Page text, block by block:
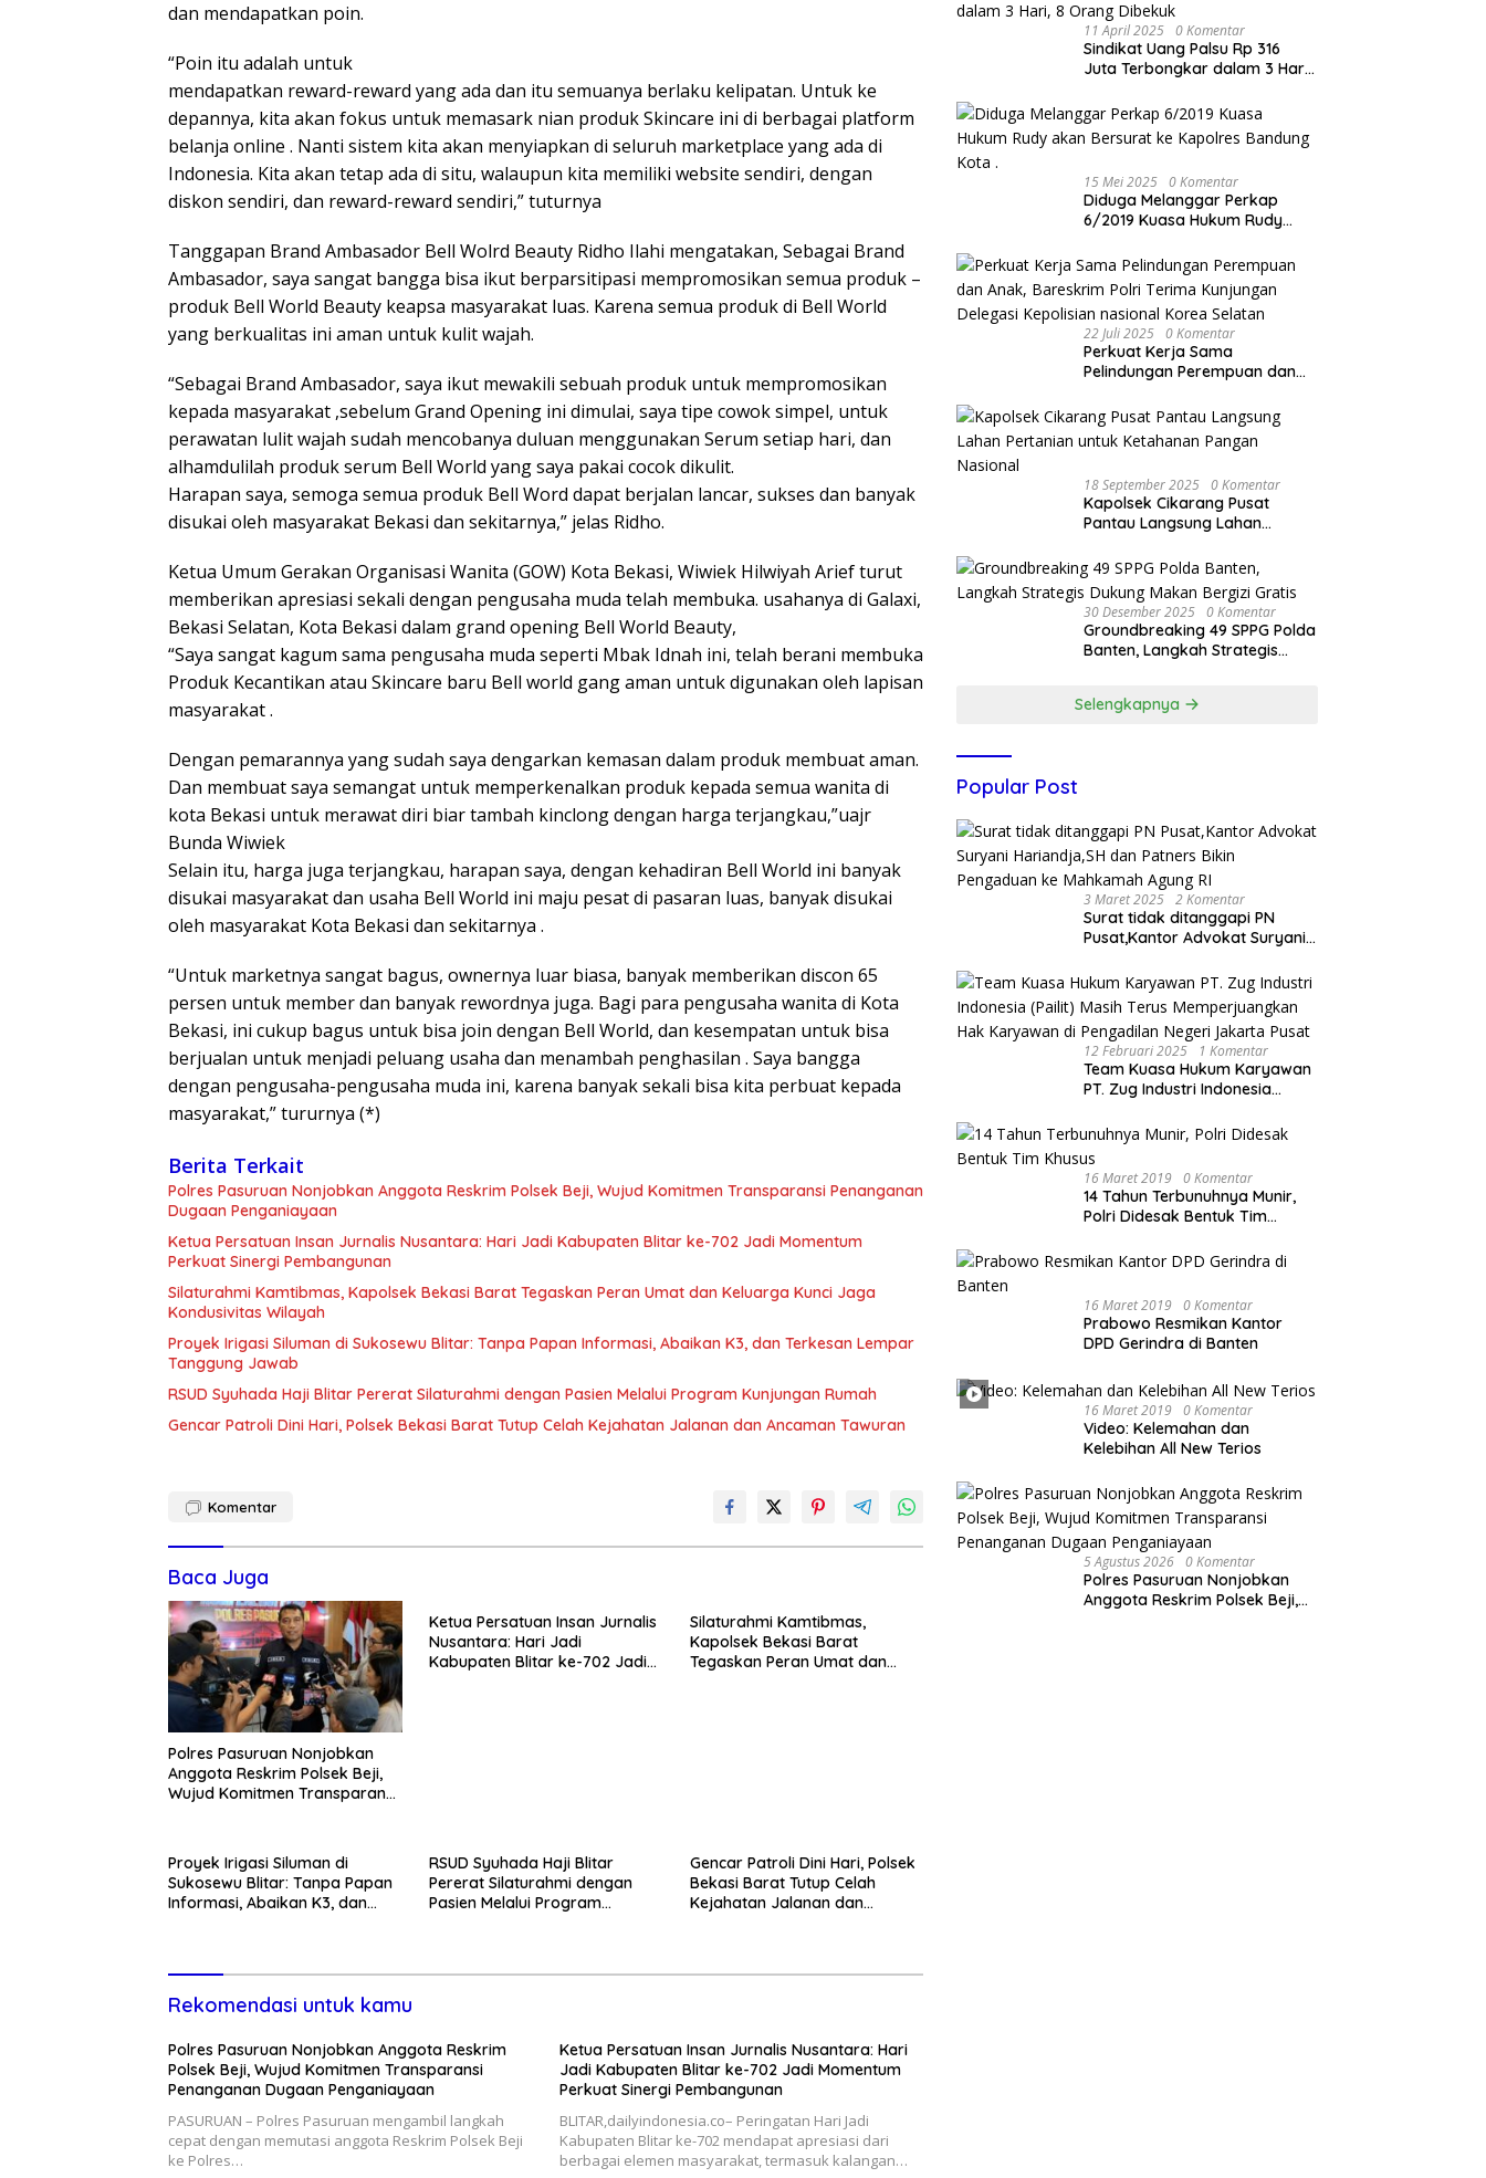
dan mendapatkan poin.
“Poin itu adalah untuk
mendapatkan reward-reward yang ada dan itu semuanya berlaku kelipatan. Untuk ke
depannya, kita akan fokus untuk memasark nian produk Skincare ini di berbagai platform
belanja online . Nanti sistem kita akan menyiapkan di seluruh marketplace yang ada di
Indonesia. Kita akan tetap ada di situ, walaupun kita memiliki website sendiri, dengan
diskon sendiri, dan reward-reward sendiri,” tuturnya
Tanggapan Brand Ambasador Bell Wolrd Beauty Ridho Ilahi mengatakan, Sebagai Brand
Ambasador, saya sangat bangga bisa ikut berparsitipasi mempromosikan semua produk –
produk Bell World Beauty keapsa masyarakat luas. Karena semua produk di Bell World
yang berkualitas ini aman untuk kulit wajah.
“Sebagai Brand Ambasador, saya ikut mewakili sebuah produk untuk mempromosikan
kepada masyarakat ,sebelum Grand Opening ini dimulai, saya tipe cowok simpel, untuk
perawatan lulit wajah sudah mencobanya duluan menggunakan Serum setiap hari, dan
alhamdulilah produk serum Bell World yang saya pakai cocok dikulit.
Harapan saya, semoga semua produk Bell Word dapat berjalan lancar, sukses dan banyak
disukai oleh masyarakat Bekasi dan sekitarnya,” jelas Ridho.
Ketua Umum Gerakan Organisasi Wanita (GOW) Kota Bekasi, Wiwiek Hilwiyah Arief turut
memberikan apresiasi sekali dengan pengusaha muda telah membuka. usahanya di Galaxi,
Bekasi Selatan, Kota Bekasi dalam grand opening Bell World Beauty,
“Saya sangat kagum sama pengusaha muda seperti Mbak Idnah ini, telah berani membuka
Produk Kecantikan atau Skincare baru Bell world gang aman untuk digunakan oleh lapisan
masyarakat .
Dengan pemarannya yang sudah saya dengarkan kemasan dalam produk membuat aman.
Dan membuat saya semangat untuk memperkenalkan produk kepada semua wanita di
kota Bekasi untuk merawat diri biar tambah kinclong dengan harga terjangkau,”uajr
Bunda Wiwiek
Selain itu, harga juga terjangkau, harapan saya, dengan kehadiran Bell World ini banyak
disukai masyarakat dan usaha Bell World ini maju pesat di pasaran luas, banyak disukai
oleh masyarakat Kota Bekasi dan sekitarnya .
“Untuk marketnya sangat bagus, ownernya luar biasa, banyak memberikan discon 65
persen untuk member dan banyak rewordnya juga. Bagi para pengusaha wanita di Kota
Bekasi, ini cukup bagus untuk bisa join dengan Bell World, dan kesempatan untuk bisa
berjualan untuk menjadi peluang usaha dan menambah penghasilan . Saya bangga
dengan pengusaha-pengusaha muda ini, karena banyak sekali bisa kita perbuat kepada
masyarakat,” tururnya (*)
Berita Terkait
Polres Pasuruan Nonjobkan Anggota Reskrim Polsek Beji, Wujud Komitmen Transparansi Penanganan
Dugaan Penganiayaan
Ketua Persatuan Insan Jurnalis Nusantara: Hari Jadi Kabupaten Blitar ke-702 Jadi Momentum
Perkuat Sinergi Pembangunan
Silaturahmi Kamtibmas, Kapolsek Bekasi Barat Tegaskan Peran Umat dan Keluarga Kunci Jaga
Kondusivitas Wilayah
Proyek Irigasi Siluman di Sukosewu Blitar: Tanpa Papan Informasi, Abaikan K3, dan Terkesan Lempar
Tanggung Jawab
RSUD Syuhada Haji Blitar Pererat Silaturahmi dengan Pasien Melalui Program Kunjungan Rumah
Gencar Patroli Dini Hari, Polsek Bekasi Barat Tutup Celah Kejahatan Jalanan dan Ancaman Tawuran
Komentar
Baca Juga
Polres Pasuruan Nonjobkan
Anggota Reskrim Polsek Beji,
Wujud Komitmen Transparansi
Ketua Persatuan Insan Jurnalis
Nusantara: Hari Jadi
Kabupaten Blitar ke-702 Jadi
Silaturahmi Kamtibmas,
Kapolsek Bekasi Barat
Tegaskan Peran Umat dan
Proyek Irigasi Siluman di
Sukosewu Blitar: Tanpa Papan
Informasi, Abaikan K3, dan
RSUD Syuhada Haji Blitar
Pererat Silaturahmi dengan
Pasien Melalui Program
Gencar Patroli Dini Hari, Polsek
Bekasi Barat Tutup Celah
Kejahatan Jalanan dan
Rekomendasi untuk kamu
Polres Pasuruan Nonjobkan Anggota Reskrim
Polsek Beji, Wujud Komitmen Transparansi
Penanganan Dugaan Penganiayaan
PASURUAN – Polres Pasuruan mengambil langkah
cepat dengan memutasi anggota Reskrim Polsek Beji
ke Polres…
Ketua Persatuan Insan Jurnalis Nusantara: Hari
Jadi Kabupaten Blitar ke-702 Jadi Momentum
Perkuat Sinergi Pembangunan
BLITAR,dailyindonesia.co– Peringatan Hari Jadi
Kabupaten Blitar ke-702 mendapat apresiasi dari
berbagai elemen masyarakat, termasuk kalangan…
11 April 2025 0 Komentar
Sindikat Uang Palsu Rp 316
Juta Terbongkar dalam 3 Hari,
15 Mei 2025 0 Komentar
Diduga Melanggar Perkap
6/2019 Kuasa Hukum Rudy
Bandung Kota .
22 Juli 2025 0 Komentar
Perkuat Kerja Sama
Pelindungan Perempuan dan
Kunjungan Delegasi Kepolisian
nasional Korea Selatan
18 September 2025 0 Komentar
Kapolsek Cikarang Pusat
Pantau Langsung Lahan
Pangan Nasional
30 Desember 2025 0 Komentar
Groundbreaking 49 SPPG Polda
Banten, Langkah Strategis
Selengkapnya
Popular Post
3 Maret 2025 2 Komentar
Surat tidak ditanggapi PN
Pusat,Kantor Advokat Suryani
Pengaduan ke Mahkamah
Agung RI
12 Februari 2025 1 Komentar
Team Kuasa Hukum Karyawan
PT. Zug Industri Indonesia
Memperjuangkan Hak
Karyawan di Pengadilan Negeri
Jakarta Pusat
16 Maret 2019 0 Komentar
14 Tahun Terbunuhnya Munir,
Polri Didesak Bentuk Tim
16 Maret 2019 0 Komentar
Prabowo Resmikan Kantor
DPD Gerindra di Banten
16 Maret 2019 0 Komentar
Video: Kelemahan dan
Kelebihan All New Terios
5 Agustus 2026 0 Komentar
Polres Pasuruan Nonjobkan
Anggota Reskrim Polsek Beji,